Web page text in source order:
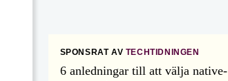
SPONSRAT AV TECHTIDNINGEN
6 anledningar till att välja native-